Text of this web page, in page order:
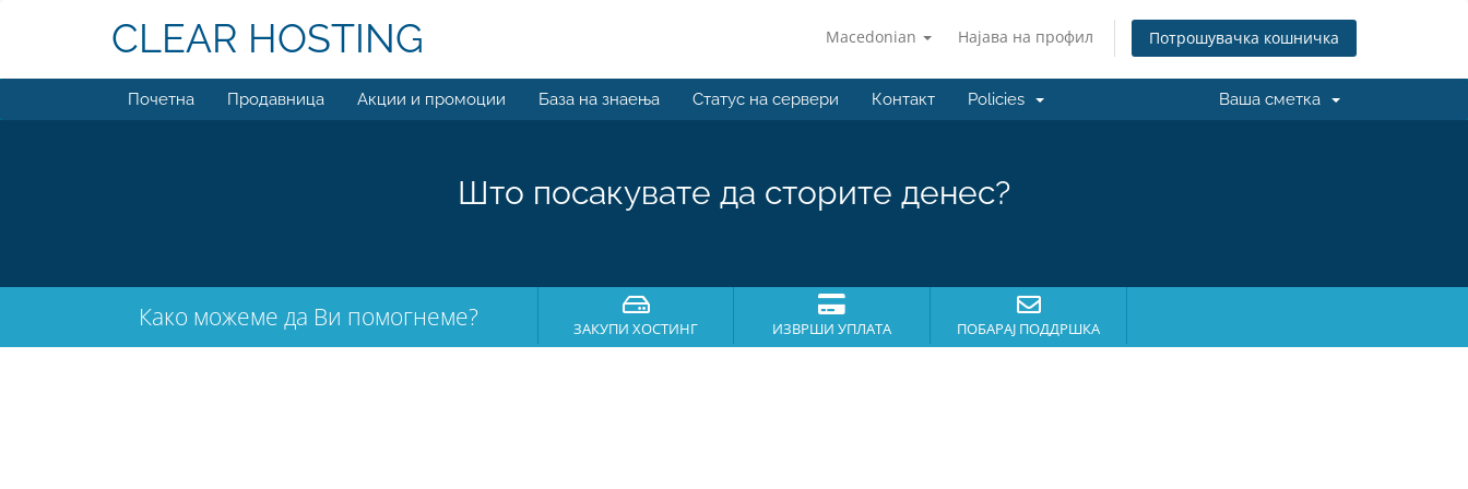
Macedonian Најава на профил Потрошувачка кошничка
CLEAR HOSTING
Почетна Продавница Акции и промоции База на знаења Статус на сервери Контакт Policies Ваша сметка
Што посакувате да сторите денес?
Како можеме да Ви помогнеме? ЗАКУПИ ХОСТИНГ ИЗВРШИ УПЛАТА ПОБАРАЈ ПОДДРШКА